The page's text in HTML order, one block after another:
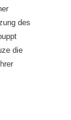
des
die